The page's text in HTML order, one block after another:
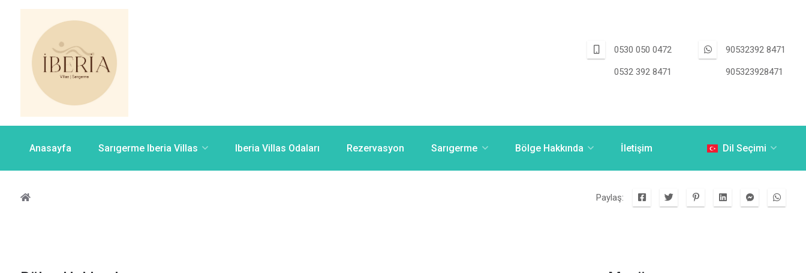
0530 050 0472
0532 392 8471
90532392 8471
905323928471
Anasayfa Sarıgerme Iberia Villas Iberia Villas Odaları Rezervasyon Sarıgerme Bölge Hakkında İletişim Dil Seçimi
Paylaş: